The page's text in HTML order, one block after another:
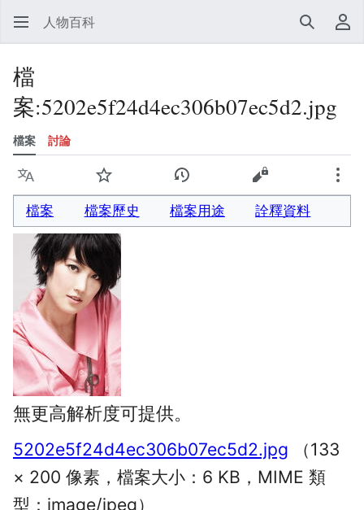
人物百科 搜尋 使
檔
案:5202e5f24d4ec306b07ec5d2.jpg
檔案 討論
語言 監視 檢視歷史 檢視原始碼
更多
檔案
檔案歷史 檔案用途 詮釋資料
無更高解析度可提供。
5202e5f24d4ec306b07ec5d2.jpg
（133
× 200 像素，檔案大小：6 KB，MIME 類
型： image/jpeg）